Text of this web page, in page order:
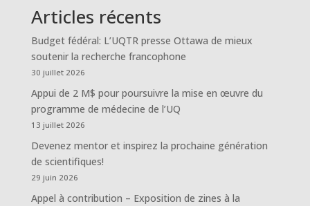
Articles récents
Budget fédéral: L’UQTR presse Ottawa de mieux
soutenir la recherche francophone
30 juillet 2026
Appui de 2 M$ pour poursuivre la mise en œuvre du
programme de médecine de l’UQ
13 juillet 2026
Devenez mentor et inspirez la prochaine génération
de scientifiques!
29 juin 2026
Appel à contribution – Exposition de zines à la